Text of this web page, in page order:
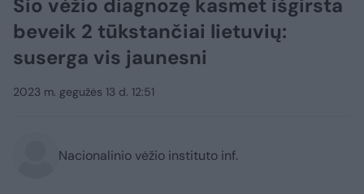
Šio vėžio diagnozę kasmet išgirsta
beveik 2 tūkstančiai lietuvių:
suserga vis jaunesni
2023 m. gegužės 13 d. 12:51
Nacionalinio vėžio instituto inf.